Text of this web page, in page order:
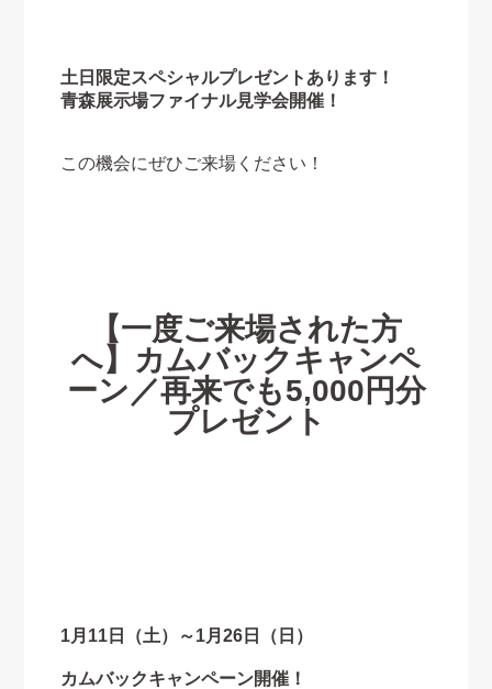
土日限定スペシャルプレゼントあります！
青森展示場ファイナル見学会開催！
この機会にぜひご来場ください！
【一度ご来場された方
へ】カムバックキャンペ
ーン／再来でも5,000円分
プレゼント
1月11日（土）～1月26日（日）
カムバックキャンペーン開催！